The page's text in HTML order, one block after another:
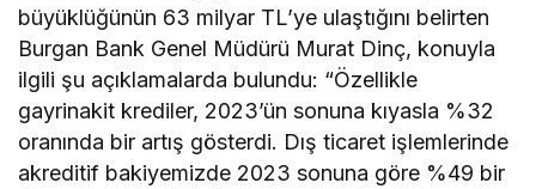
büyüklüğünün 63 milyar TL’ye ulaştığını belirten
Burgan Bank Genel Müdürü Murat Dinç, konuyla
ilgili şu açıklamalarda bulundu: “Özellikle
gayrinakit krediler, 2023’ün sonuna kıyasla %32
oranında bir artış gösterdi. Dış ticaret işlemlerinde
akreditif bakiyemizde 2023 sonuna göre %49 bir